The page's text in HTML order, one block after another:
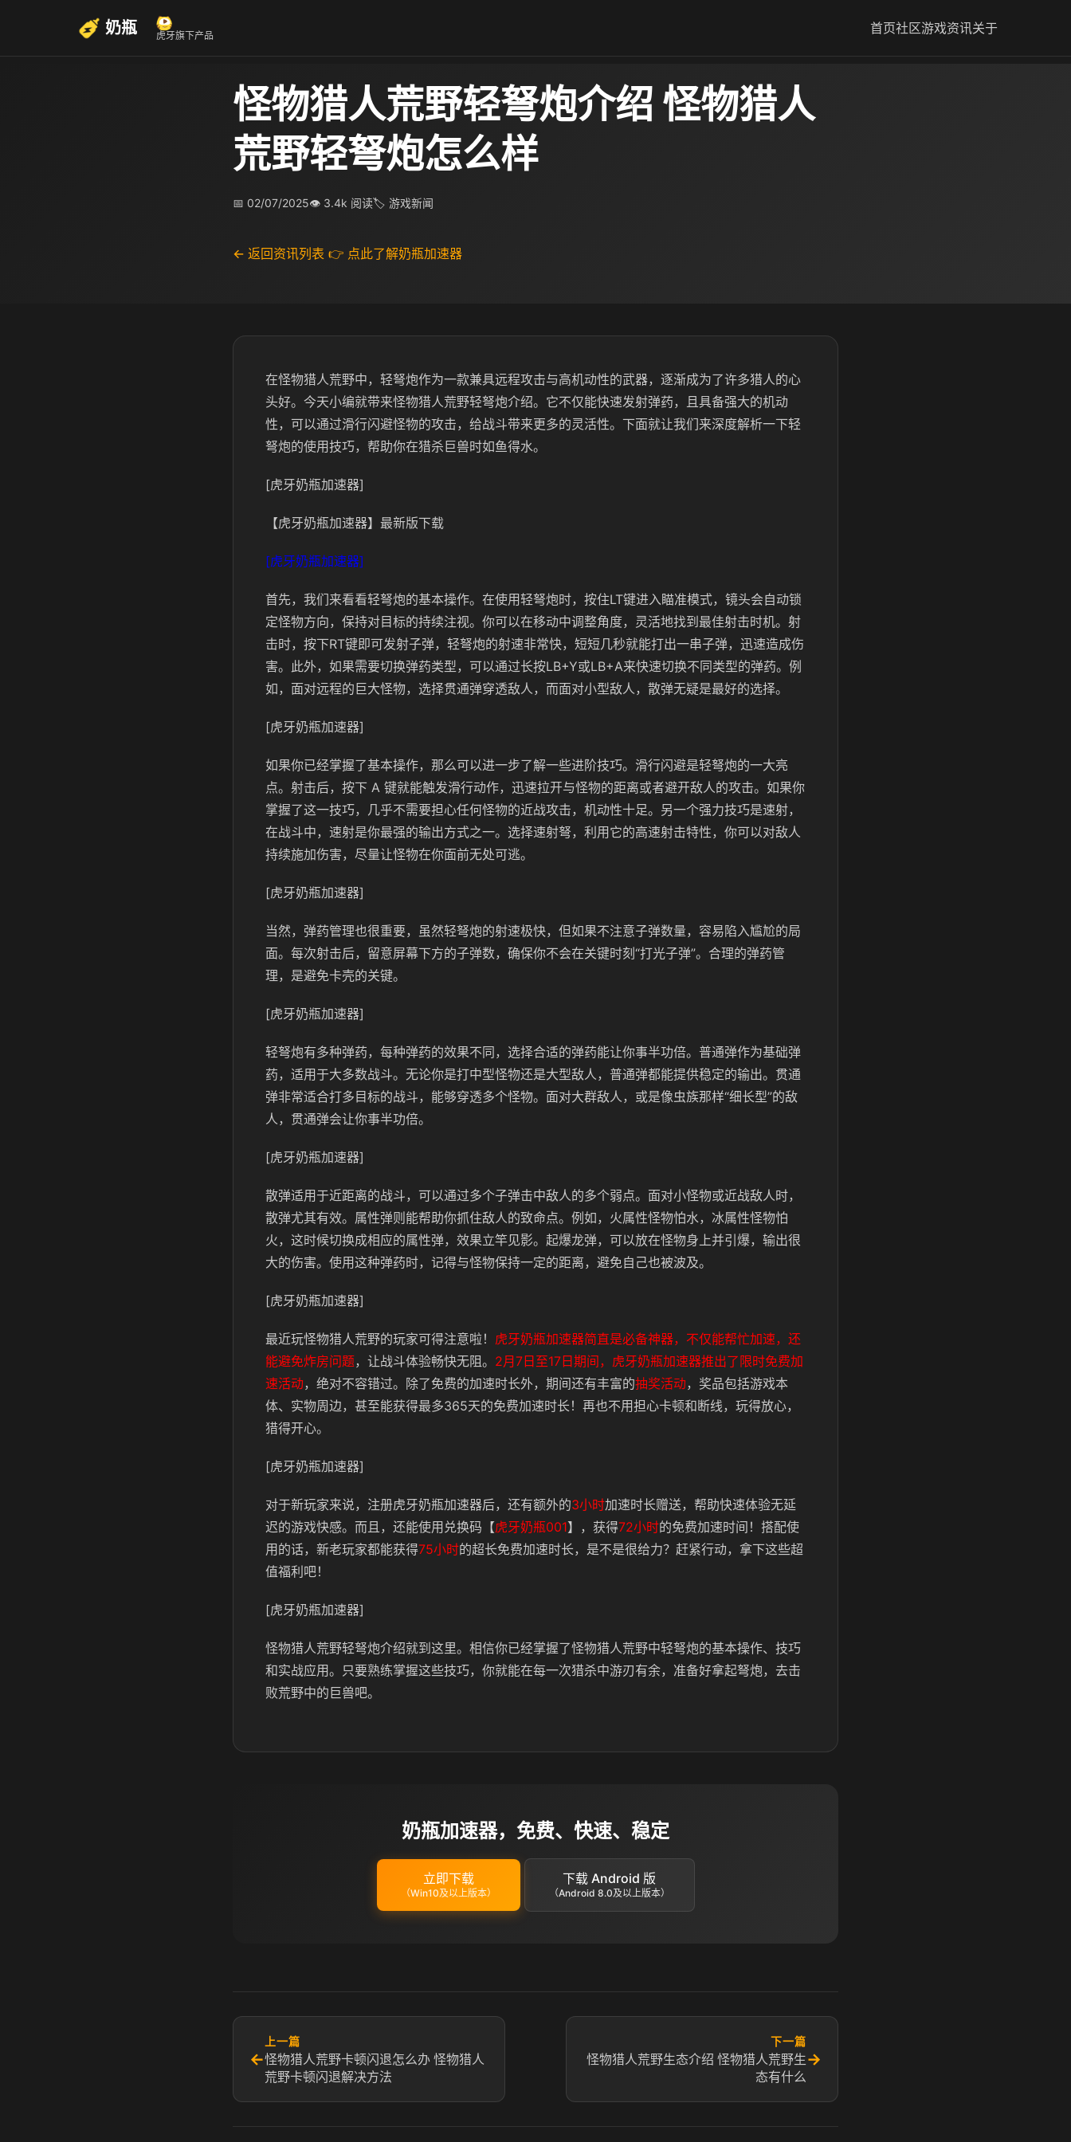
奶瓶 虎牙旗下产品 首页社区游戏资讯关于
怪物猎人荒野轻弩炮介绍 怪物猎人
荒野轻弩炮怎么样
📅 02/07/2025👁 3.4k 阅读🏷 游戏新闻
← 返回资讯列表 👉 点此了解奶瓶加速器
在怪物猎人荒野中，轻弩炮作为一款兼具远程攻击与高机动性的武器，逐渐成为了许多猎人的心
头好。今天小编就带来怪物猎人荒野轻弩炮介绍。它不仅能快速发射弹药，且具备强大的机动
性，可以通过滑行闪避怪物的攻击，给战斗带来更多的灵活性。下面就让我们来深度解析一下轻
弩炮的使用技巧，帮助你在猎杀巨兽时如鱼得水。
[虎牙奶瓶加速器]
【虎牙奶瓶加速器】最新版下载
[虎牙奶瓶加速器]
首先，我们来看看轻弩炮的基本操作。在使用轻弩炮时，按住LT键进入瞄准模式，镜头会自动锁
定怪物方向，保持对目标的持续注视。你可以在移动中调整角度，灵活地找到最佳射击时机。射
击时，按下RT键即可发射子弹，轻弩炮的射速非常快，短短几秒就能打出一串子弹，迅速造成伤
害。此外，如果需要切换弹药类型，可以通过长按LB+Y或LB+A来快速切换不同类型的弹药。例
如，面对远程的巨大怪物，选择贯通弹穿透敌人，而面对小型敌人，散弹无疑是最好的选择。
[虎牙奶瓶加速器]
如果你已经掌握了基本操作，那么可以进一步了解一些进阶技巧。滑行闪避是轻弩炮的一大亮
点。射击后，按下 A 键就能触发滑行动作，迅速拉开与怪物的距离或者避开敌人的攻击。如果你
掌握了这一技巧，几乎不需要担心任何怪物的近战攻击，机动性十足。另一个强力技巧是速射，
在战斗中，速射是你最强的输出方式之一。选择速射弩，利用它的高速射击特性，你可以对敌人
持续施加伤害，尽量让怪物在你面前无处可逃。
[虎牙奶瓶加速器]
当然，弹药管理也很重要，虽然轻弩炮的射速极快，但如果不注意子弹数量，容易陷入尴尬的局
面。每次射击后，留意屏幕下方的子弹数，确保你不会在关键时刻“打光子弹”。合理的弹药管
理，是避免卡壳的关键。
[虎牙奶瓶加速器]
轻弩炮有多种弹药，每种弹药的效果不同，选择合适的弹药能让你事半功倍。普通弹作为基础弹
药，适用于大多数战斗。无论你是打中型怪物还是大型敌人，普通弹都能提供稳定的输出。贯通
弹非常适合打多目标的战斗，能够穿透多个怪物。面对大群敌人，或是像虫族那样“细长型”的敌
人，贯通弹会让你事半功倍。
[虎牙奶瓶加速器]
散弹适用于近距离的战斗，可以通过多个子弹击中敌人的多个弱点。面对小怪物或近战敌人时，
散弹尤其有效。属性弹则能帮助你抓住敌人的致命点。例如，火属性怪物怕水，冰属性怪物怕
火，这时候切换成相应的属性弹，效果立竿见影。起爆龙弹，可以放在怪物身上并引爆，输出很
大的伤害。使用这种弹药时，记得与怪物保持一定的距离，避免自己也被波及。
[虎牙奶瓶加速器]
最近玩怪物猎人荒野的玩家可得注意啦！ 虎牙奶瓶加速器简直是必备神器，不仅能帮忙加速，还
能避免炸房问题，让战斗体验畅快无阻。 2月7日至17日期间，虎牙奶瓶加速器推出了限时免费加
速活动，绝对不容错过。除了免费的加速时长外，期间还有丰富的抽奖活动，奖品包括游戏本
体、实物周边，甚至能获得最多365天的免费加速时长！再也不用担心卡顿和断线，玩得放心，
猎得开心。
[虎牙奶瓶加速器]
对于新玩家来说，注册虎牙奶瓶加速器后，还有额外的3小时加速时长赠送，帮助快速体验无延
迟的游戏快感。而且，还能使用兑换码【虎牙奶瓶001】，获得72小时的免费加速时间！搭配使
用的话，新老玩家都能获得75小时的超长免费加速时长，是不是很给力？赶紧行动，拿下这些超
值福利吧！
[虎牙奶瓶加速器]
怪物猎人荒野轻弩炮介绍就到这里。相信你已经掌握了怪物猎人荒野中轻弩炮的基本操作、技巧
和实战应用。只要熟练掌握这些技巧，你就能在每一次猎杀中游刃有余，准备好拿起弩炮，去击
败荒野中的巨兽吧。
奶瓶加速器，免费、快速、稳定
立即下载
（Win10及以上版本）
下载 Android 版
（Android 8.0及以上版本）
←
上一篇
怪物猎人荒野卡顿闪退怎么办 怪物猎人
荒野卡顿闪退解决方法
下一篇
怪物猎人荒野生态介绍 怪物猎人荒野生
态有什么
→